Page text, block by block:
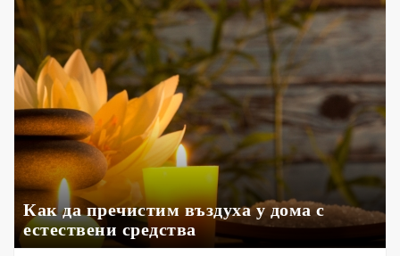
Как да пречистим въздуха у дома с
естествени средства